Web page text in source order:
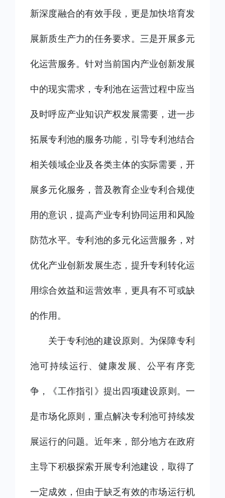
新深度融合的有效手段，更是加快培育发
展新质生产力的任务要求。三是开展多元
化运营服务。针对当前国内产业创新发展
中的现实需求，专利池在运营过程中应当
及时呼应产业知识产权发展需要，进一步
拓展专利池的服务功能，引导专利池结合
相关领域企业及各类主体的实际需要，开
展多元化服务，普及教育企业专利合规使
用的意识，提高产业专利协同运用和风险
防范水平。专利池的多元化运营服务，对
优化产业创新发展生态，提升专利转化运
用综合效益和运营效率，更具有不可或缺
的作用。
关于专利池的建设原则。为保障专利
池可持续运行、健康发展、公平有序竞
争，《工作指引》提出四项建设原则。一
是市场化原则，重点解决专利池可持续发
展运行的问题。近年来，部分地方在政府
主导下积极探索开展专利池建设，取得了
一定成效，但由于缺乏有效的市场运行机